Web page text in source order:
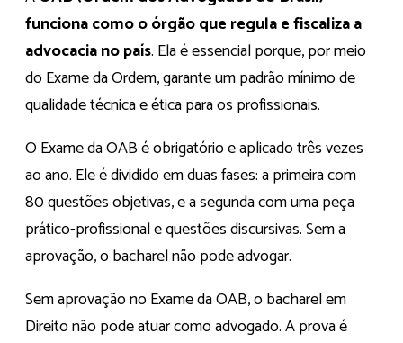
funciona como o órgão que regula e fiscaliza a
advocacia no país. Ela é essencial porque, por meio
do Exame da Ordem, garante um padrão mínimo de
qualidade técnica e ética para os profissionais.
O Exame da OAB é obrigatório e aplicado três vezes
ao ano. Ele é dividido em duas fases: a primeira com
80 questões objetivas, e a segunda com uma peça
prático-profissional e questões discursivas. Sem a
aprovação, o bacharel não pode advogar.
Sem aprovação no Exame da OAB, o bacharel em
Direito não pode atuar como advogado. A prova é